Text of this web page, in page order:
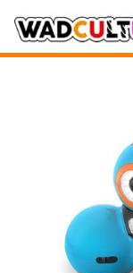
ORGANISATIE